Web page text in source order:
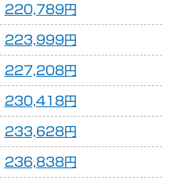
220,789円
223,999円
227,208円
230,418円
233,628円
236,838円